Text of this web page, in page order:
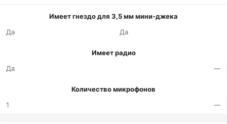
Имеет гнездо для 3,5 мм мини-джека
Да
Да
Имеет радио
Да
—
Количество микрофонов
1
—